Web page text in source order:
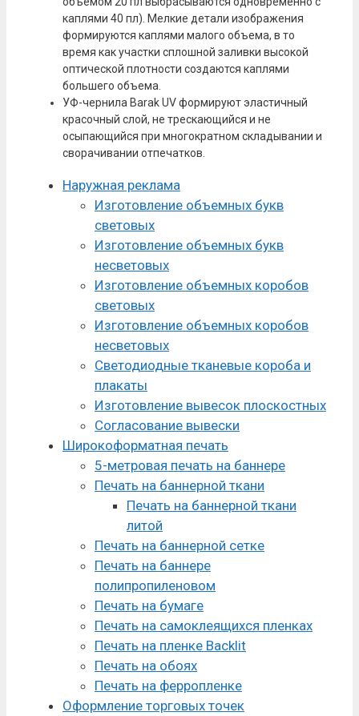
каплями 40 пл). Мелкие детали изображения
формируются каплями малого объема, в то
время как участки сплошной заливки высокой
оптической плотности создаются каплями
большего объема.
УФ-чернила Barak UV формируют эластичный
красочный слой, не трескающийся и не
осыпающийся при многократном складывании и
сворачивании отпечатков.
Наружная реклама
Изготовление объемных букв
световых
Изготовление объемных букв
несветовых
Изготовление объемных коробов
световых
Изготовление объемных коробов
несветовых
Светодиодные тканевые короба и
плакаты
Изготовление вывесок плоскостных
Согласование вывески
Широкоформатная печать
5-метровая печать на баннере
Печать на баннерной ткани
Печать на баннерной ткани
литой
Печать на баннерной сетке
Печать на баннере
полипропиленовом
Печать на бумаге
Печать на самоклеящихся пленках
Печать на пленке Backlit
Печать на обоях
Печать на ферропленке
Оформление торговых точек